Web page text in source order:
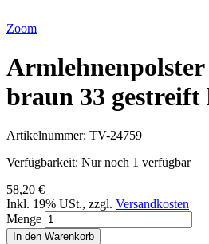
Zoom
Armlehnenpolster
braun 33 gestreift
Artikelnummer: TV-24759
Verfügbarkeit: Nur noch 1 verfügbar
58,20 €
Inkl. 19% USt., zzgl. Versandkosten
Menge
In den Warenkorb